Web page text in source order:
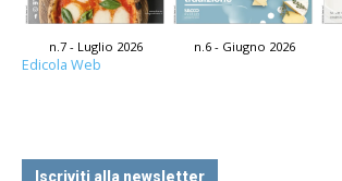
n.7 - Luglio 2026 n.6 - Giugno 2026
Edicola Web
Iscriviti alla newsletter